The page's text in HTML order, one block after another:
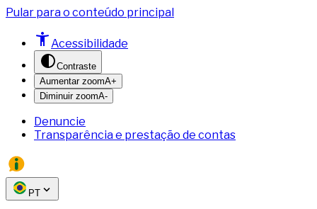
Pular para o conteúdo principal
Acessibilidade
Contraste
Aumentar zoomA+
Diminuir zoomA-
Denuncie
Transparência e prestação de contas
PT